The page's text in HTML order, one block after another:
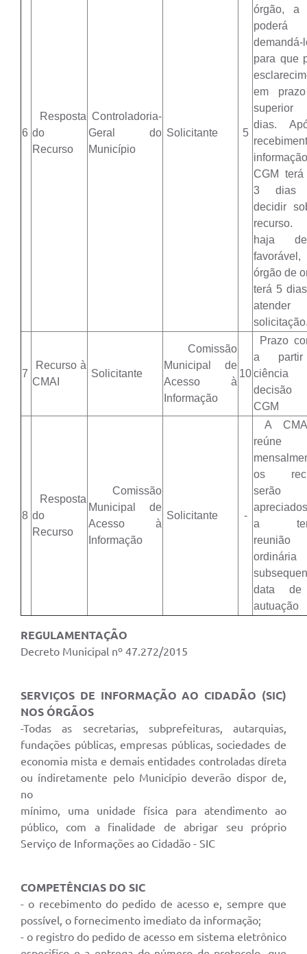
6
Resposta
do
Recurso
Controladoria-
Geral do
Município
Solicitante 5
órgão, a
poderá
demandá-
para que
em
dias.
CGM
3 dias
decidir
recurso.
haja
órgão de
terá 5
7
Recurso à
CMAI
Solicitante
Comissão
Municipal de
Acesso à
Informação
10
Prazo
a
CGM
8
Resposta
do
Recurso
Comissão
Municipal de
Acesso à
Informação
Solicitante -
A
reúne
os
serão
a
reunião
ordinária
data de
autuação
REGULAMENTAÇÃO
Decreto Municipal nº 47.272/2015
SERVIÇOS DE INFORMAÇÃO AO CIDADÃO (SIC)
NOS ÓRGÃOS
-Todas as secretarias, subprefeituras, autarquias,
fundações públicas, empresas públicas, sociedades de
economia mista e demais entidades controladas díreta
ou índiretamente pelo Município deverão dispor de,
no
mínimo, uma unidade física para atendimento ao
público, com a finalidade de abrigar seu próprio
Serviço de Informações ao Cidadão - SIC
COMPETÊNCIAS DO SIC
- o recebimento do pedido de acesso e, sempre que
possível, o fornecimento imediato da informação;
- o registro do pedido de acesso em sistema eletrônico